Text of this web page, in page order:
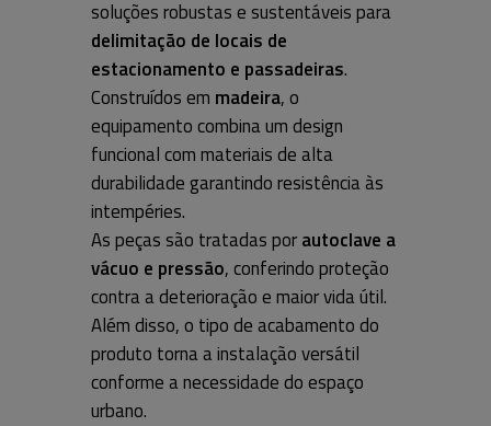
soluções robustas e sustentáveis para
delimitação de locais de
estacionamento e passadeiras.
Construídos em madeira, o
equipamento combina um design
funcional com materiais de alta
durabilidade garantindo resistência às
intempéries.
As peças são tratadas porautoclave a
vácuo e pressão, conferindo proteção
contra a deterioração e maior vida útil.
Além disso, o tipo de acabamento do
produto torna a instalação versátil
conforme a necessidade do espaço
urbano.